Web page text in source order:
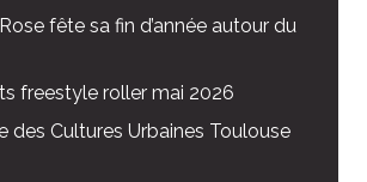
fête sa fin d’année autour du
freestyle roller mai 2026
des Cultures Urbaines Toulouse